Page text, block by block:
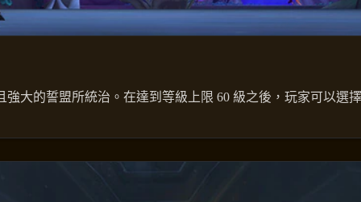
大的誓盟所統治。在達到等級上限 60 級之後，玩家可以